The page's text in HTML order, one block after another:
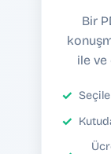
Bir
ile ve